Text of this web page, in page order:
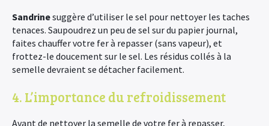
Sandrinesuggère d’utiliser le sel pour nettoyer les taches
tenaces. Saupoudrez un peu de sel sur du papier journal,
faites chauffer votre fer à repasser (sans vapeur), et
frottez-le doucement sur le sel. Les résidus collés à la
semelle devraient se détacher facilement.
4. L’importance du refroidissement
Avant de nettoyer la semelle de votre fer à repasser,